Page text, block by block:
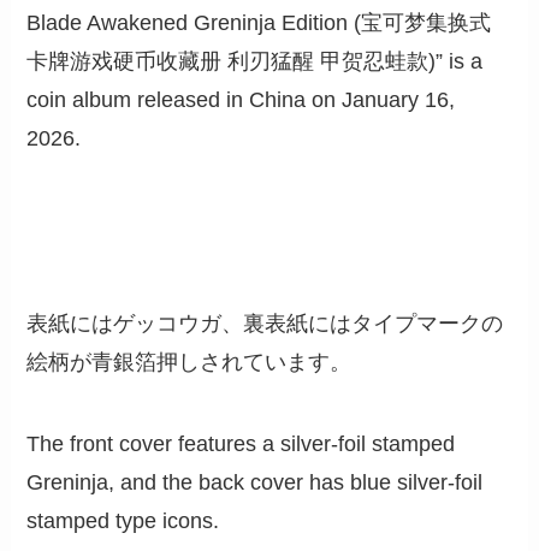
Blade Awakened Greninja Edition (宝可梦集换式
卡牌游戏硬币收藏册 利刃猛醒 甲贺忍蛙款)” is a
coin album released in China on January 16,
2026.
表紙にはゲッコウガ、裏表紙にはタイプマークの
絵柄が青銀箔押しされています。
The front cover features a silver-foil stamped
Greninja, and the back cover has blue silver-foil
stamped type icons.